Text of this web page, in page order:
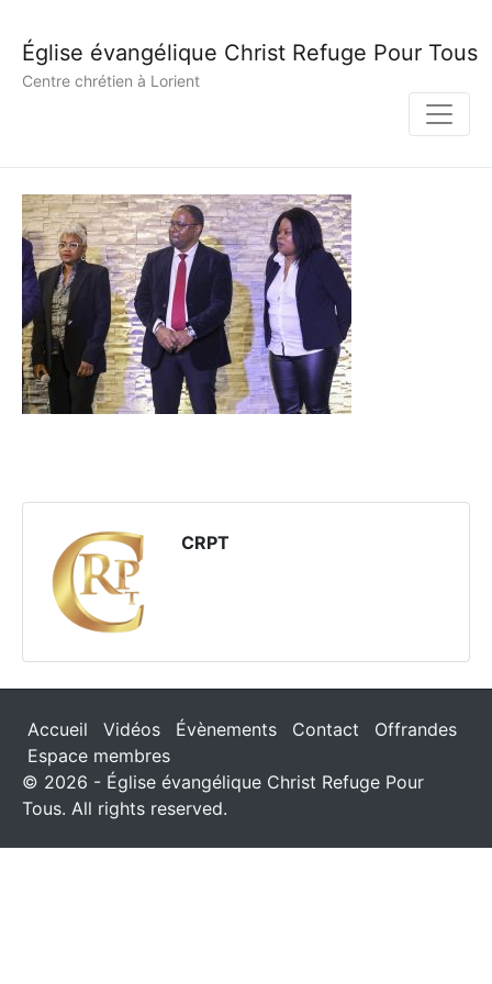
Église évangélique Christ Refuge Pour Tous
Centre chrétien à Lorient
CRPT
Accueil Vidéos Évènements Contact
Offrandes
Espace membres
© 2026 - Église évangélique Christ Refuge Pour
Tous. All rights reserved.